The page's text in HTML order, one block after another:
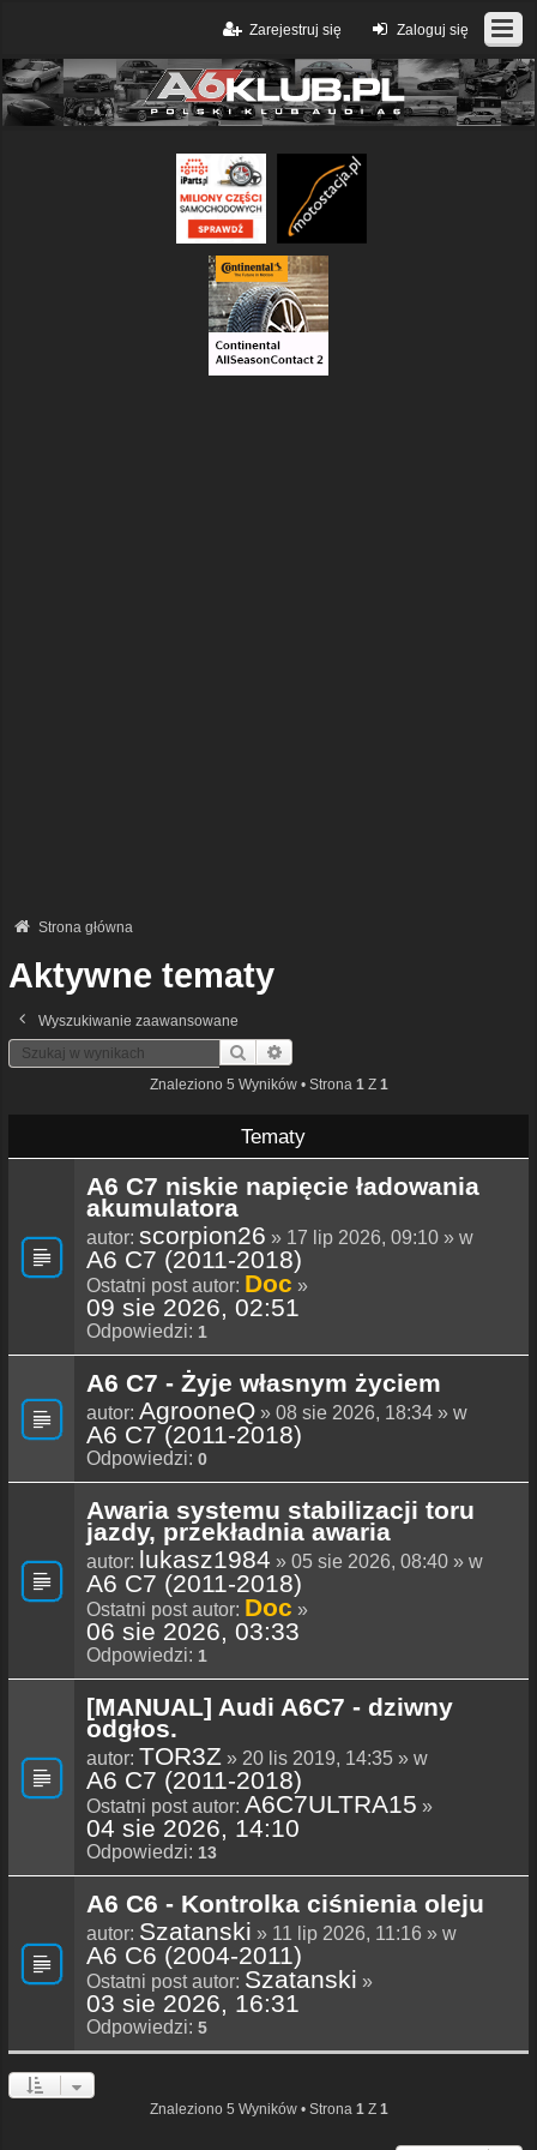
Zaloguj się
Zarejestruj się
Strona główna
Aktywne tematy
Wyszukiwanie zaawansowane
Szukaj
Znaleziono 5 Wyników • Strona 1 Z 1
Tematy
A6 C7 niskie napięcie ładowania
akumulatora
autor: scorpion26 » 17 lip 2026, 09:10 » w
A6 C7 (2011-2018)
Ostatni post autor: Doc »
09 sie 2026, 02:51
Odpowiedzi: 1
A6 C7 - Żyje własnym życiem
autor: AgrooneQ » 08 sie 2026, 18:34 » w
A6 C7 (2011-2018)
Odpowiedzi: 0
Awaria systemu stabilizacji toru
jazdy, przekładnia awaria
autor: lukasz1984 » 05 sie 2026, 08:40 » w
A6 C7 (2011-2018)
Ostatni post autor: Doc »
06 sie 2026, 03:33
Odpowiedzi: 1
[MANUAL] Audi A6C7 - dziwny
odgłos.
autor: TOR3Z » 20 lis 2019, 14:35 » w
A6 C7 (2011-2018)
Ostatni post autor: A6C7ULTRA15 »
04 sie 2026, 14:10
Odpowiedzi: 13
A6 C6 - Kontrolka ciśnienia oleju
autor: Szatanski » 11 lip 2026, 11:16 » w
A6 C6 (2004-2011)
Ostatni post autor: Szatanski »
03 sie 2026, 16:31
Odpowiedzi: 5
Znaleziono 5 Wyników • Strona 1 Z 1